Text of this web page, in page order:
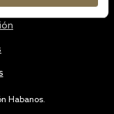
Habanos.